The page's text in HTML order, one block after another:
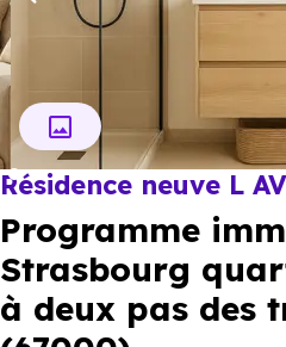
Investir
Actualités
Ressources
Financer
Résidence neuve L
Programme
Strasbourg
à deux pas des